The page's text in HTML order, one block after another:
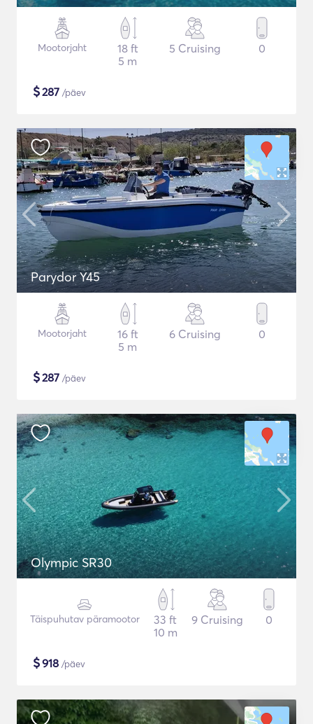
Mootorjaht
18 ft
5 m
5 Cruising 0
$287 /päev
Parydor Y45
Mootorjaht
16 ft
5 m
6 Cruising 0
$287 /päev
Olympic SR30
Täispuhutav päramootor
33 ft
10 m
9 Cruising 0
$918 /päev